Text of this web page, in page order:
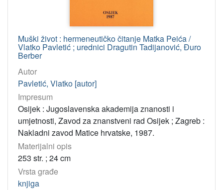
Muški život : hermeneutičko čitanje Matka Peića /
Vlatko Pavletić ; urednici Dragutin Tadijanović, Đuro
Berber
Autor
Pavletić, Vlatko [autor]
Impresum
Osijek : Jugoslavenska akademija znanosti i
umjetnosti, Zavod za znanstveni rad Osijek ; Zagreb :
Nakladni zavod Matice hrvatske, 1987.
Materijalni opis
253 str. ; 24 cm
Vrsta građe
knjiga